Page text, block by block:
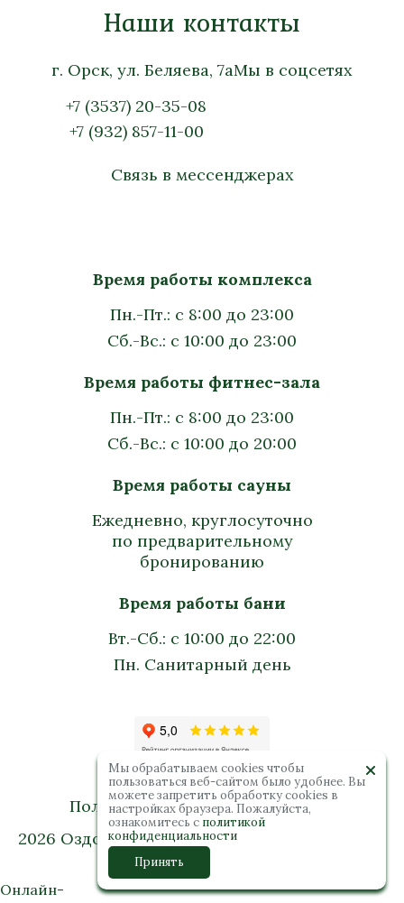
Наши контакты
г. Орск, ул. Беляева, 7а
+7 (3537) 20-35-08
+7 (932) 857-11-00
Мы в соцсетях
Связь в мессенджерах
Время работы комплекса
Пн.-Пт.: с 8:00 до 23:00
Сб.-Вс.: с 10:00 до 23:00
Время работы фитнес-зала
Пн.-Пт.: с 8:00 до 23:00
Сб.-Вс.: с 10:00 до 20:00
Время работы сауны
Ежедневно, круглосуточно
по предварительному
бронированию
Время работы бани
Вт.-Сб.: с 10:00 до 22:00
Пн. Санитарный день
Политика конфиденциальности
2026 Оздоровительный комплекс “Колибри”.
Все права защищены
Мы обрабатываем cookies чтобы
пользоваться веб-сайтом было удобнее. Вы
можете запретить обработку сookies в
настройках браузера. Пожалуйста,
ознакомитесь с политикой
конфиденциальности
Принять
Онлайн-